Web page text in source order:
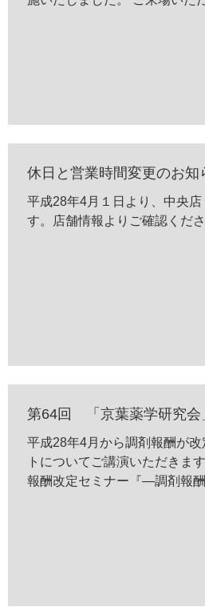
休日と営業時間変更のお知
平成28年4月１日より、中央
す。店舗情報よりご確認くださ
第64回 「京葉薬学研究会
平成28年4月から調剤報酬が
トについてご講演いただき
報酬改定セミナー『―調剤